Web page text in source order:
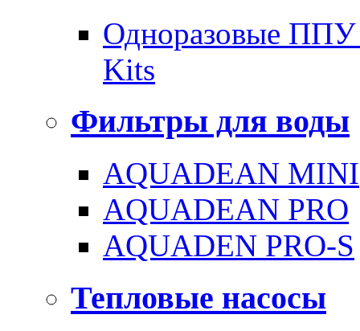
Одноразовые ППУ
Kits
Фильтры для воды
AQUADEAN MINI
AQUADEAN PRO
AQUADEN PRO-S
Тепловые насосы